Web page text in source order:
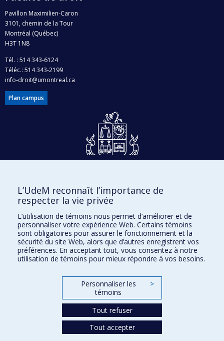
Pavillon Maximilien-Caron
3101, chemin de la Tour
Montréal (Québec)
H3T 1N8
Tél. : 514 343-6124
Téléc.: 514 343-2199
info-droit@umontreal.ca
Plan campus
Accès protégé
Facebook|Twitter
LinkedIn|Instagram
L’UdeM reconnaît l’importance de
respecter la vie privée
L’utilisation de témoins nous permet d’améliorer et de
personnaliser votre expérience Web. Certains témoins
sont obligatoires pour assurer le fonctionnement et la
sécurité du site Web, alors que d’autres enregistrent vos
préférences. En acceptant tout, vous consentez à notre
utilisation de témoins pour mieux répondre à vos besoins.
Personnaliser les
témoins
>
Tout refuser
Tout accepter